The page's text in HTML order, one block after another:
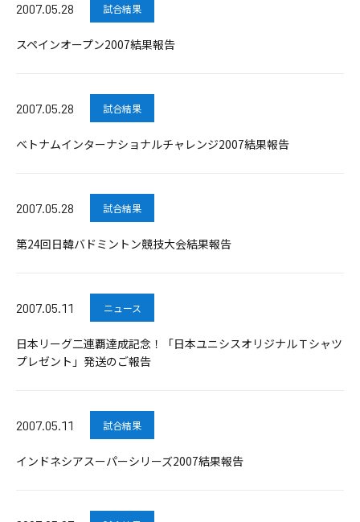
2007.05.28 試合結果
スペインオープン2007結果報告
2007.05.28 試合結果
ベトナムインターナショナルチャレンジ2007結果報告
2007.05.28 試合結果
第24回日韓バドミントン競技大会結果報告
2007.05.11 ニュース
日本リーグ二連覇達成記念！「日本ユニシスオリジナルＴシャツ
プレゼント」発送のご報告
2007.05.11 試合結果
インドネシアスーパーシリーズ2007結果報告